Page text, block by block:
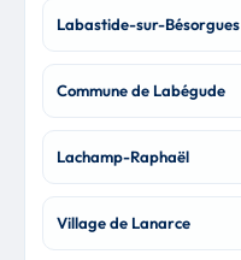
Labastide-sur-Bésorgues
Commune de Labégude
Lachamp-Raphaël
Village de Lanarce